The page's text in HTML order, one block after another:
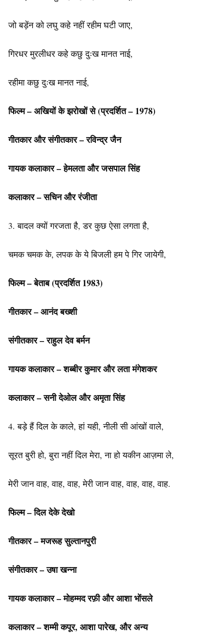
जो बड़ेंन को लघु कहे नहीं रहीम घटी जाए,
गिरधर मुरलीधर कहे कछु दुःख मानत नाई,
रहीमा कछु दुःख मानत नाई,
फिल्म – अखियों के झरोखों से (प्रदर्शित – 1978)
गीतकार और संगीतकार – रविन्द्र जैन
गायक कलाकार – हेमलता और जसपाल सिंह
कलाकार – सचिन और रंजीता
3. बादल क्यों गरजता है, डर कुछ ऐसा लगता है,
चमक चमक के, लपक के ये बिजली हम पे गिर जायेगी,
फिल्म – बेताब(प्रदर्शित 1983)
गीतकार – आनंद बख्शी
संगीतकार – राहुल देव बर्मन
गायक कलाकार – शब्बीर कुमार और लता मंगेशकर
कलाकार – सनी देओल और अमृता सिंह
4. बड़े हैं दिल के काले, हां यही, नीली सी आंखों वाले,
सूरत बुरी हो, बुरा नहीं दिल मेरा, ना हो यकीन आज़मा ले,
मेरी जान वाह, वाह, वाह, मेरी जान वाह, वाह, वाह, वाह.
फिल्म – दिल देके देखो
गीतकार – मजरूह सुल्तानपुरी
संगीतकार – उषा खन्ना
गायककलाकार–मोहम्मदरफ़ीऔरआशाभोंसले
कलाकार–शम्मीकपूर, आशापारेख, औरअन्य